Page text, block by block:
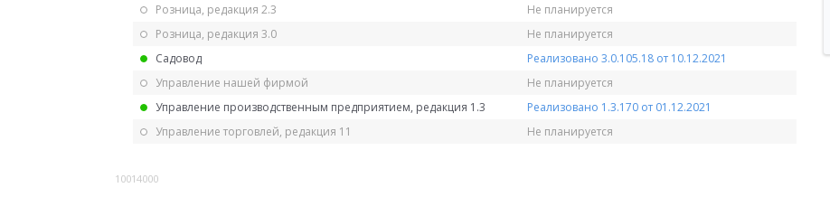
Розница, редакция 2.3
Не планируется
Розница, редакция 3.0
Не планируется
Садовод
Реализовано 3.0.105.18 от 10.12.2021
Управление нашей фирмой
Не планируется
Управление производственным предприятием, редакция 1.3
Реализовано 1.3.170 от 01.12.2021
Управление торговлей, редакция 11
Не планируется
10014000